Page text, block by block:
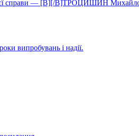
справи — [B][/B]ТРОЦИШИН Михайло
випробувань і надії.